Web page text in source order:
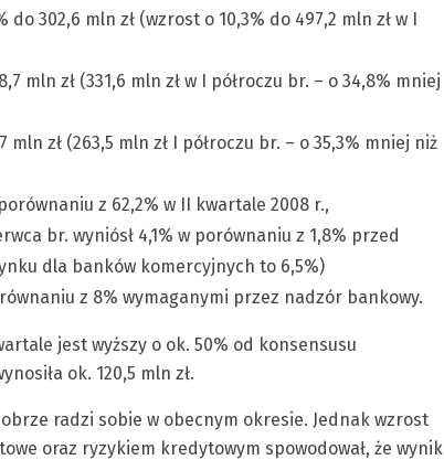
302,6 mln zł (wzrost o 10,3% do 497,2 mln zł w I
mln zł (331,6 mln zł w I półroczu br. – o 34,8% mniej
mln zł (263,5 mln zł I półroczu br. – o 35,3% mniej niż
z 62,2% w II kwartale 2008 r.,
br. wyniósł 4,1% w porównaniu z 1,8% przed
dla banków komercyjnych to 6,5%)
z 8% wymaganymi przez nadzór bankowy.
jest wyższy o ok. 50% od konsensusu
ok. 120,5 mln zł.
radzi sobie w obecnym okresie. Jednak wzrost
oraz ryzykiem kredytowym spowodował, że wynik